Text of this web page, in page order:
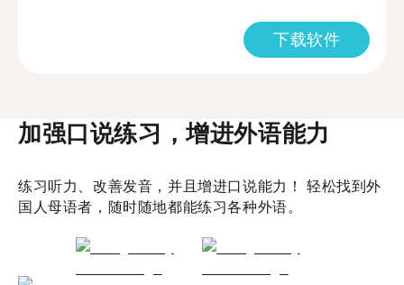
下载软件
加强口说练习，增进外语能力
练习听力、改善发音，并且增进口说能力！ 轻松找到外
国人母语者，随时随地都能练习各种外语。